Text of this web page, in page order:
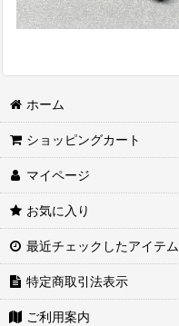
ホーム
ショッピングカート
マイページ
お気に入り
最近チェックしたアイテム
特定商取引法表示
ご利用案内